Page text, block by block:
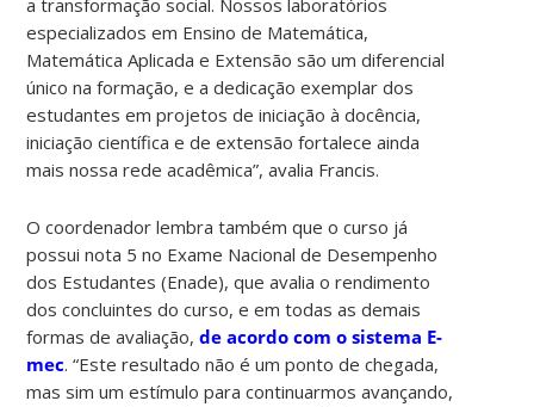
especializados em Ensino de Matemática,
Matemática Aplicada e Extensão são um diferencial
único na formação, e a dedicação exemplar dos
estudantes em projetos de iniciação à docência,
iniciação científica e de extensão fortalece ainda
mais nossa rede acadêmica”, avalia Francis.
O coordenador lembra também que o curso já
possui nota 5 no Exame Nacional de Desempenho
dos Estudantes (Enade), que avalia o rendimento
dos concluintes do curso, e em todas as demais
formas de avaliação,de acordo com o sistema E-
mec. “Este resultado não é um ponto de chegada,
mas sim um estímulo para continuarmos avançando,